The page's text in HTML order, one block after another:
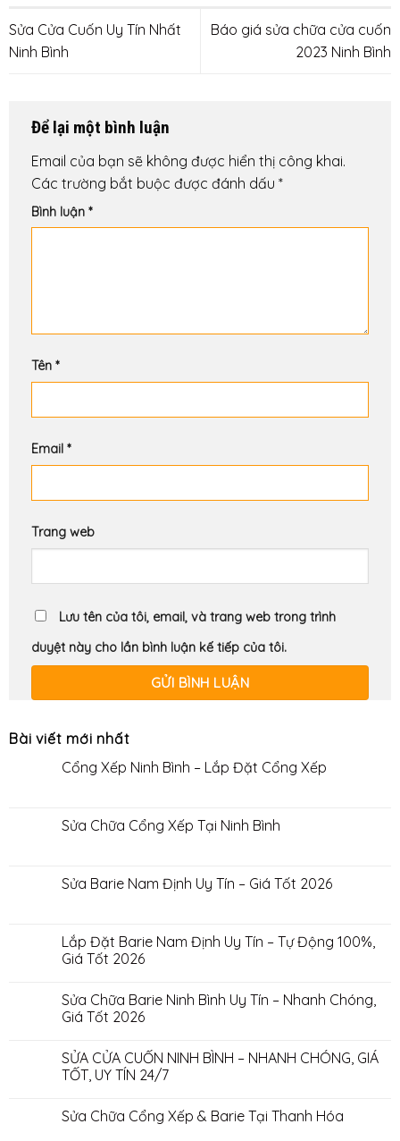
Sửa Cửa Cuốn Uy Tín Nhất
Ninh Bình
Báo giá sửa chữa cửa cuốn
2023 Ninh Bình
Để lại một bình luận
Email của bạn sẽ không được hiển thị công khai.
Các trường bắt buộc được đánh dấu *
Bình luận *
Tên *
Email *
Trang web
Lưu tên của tôi, email, và trang web trong trình
duyệt này cho lần bình luận kế tiếp của tôi.
Bài viết mới nhất
Cổng Xếp Ninh Bình – Lắp Đặt Cổng Xếp
Sửa Chữa Cổng Xếp Tại Ninh Bình
Sửa Barie Nam Định Uy Tín – Giá Tốt 2026
Lắp Đặt Barie Nam Định Uy Tín – Tự Động 100%,
Giá Tốt 2026
Sửa Chữa Barie Ninh Bình Uy Tín – Nhanh Chóng,
Giá Tốt 2026
SỬA CỬA CUỐN NINH BÌNH – NHANH CHÓNG, GIÁ
TỐT, UY TÍN 24/7
Sửa Chữa Cổng Xếp & Barie Tại Thanh Hóa